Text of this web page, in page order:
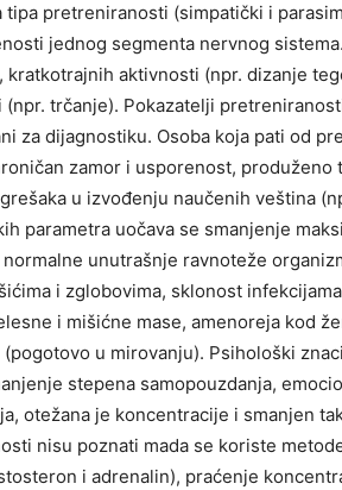
tipa pretreniranosti (simpatički i
jednog segmenta nervnog
kratkotrajnih aktivnosti (npr. dizanje
trčanje). Pokazatelji
za dijagnostiku. Osoba koja pati od
zamor i usporenost,
u izvođenju naučenih veština
parametra uočava se smanjenje
unutrašnje ravnoteže
i zglobovima, sklonost
i mišićne mase, amenoreja kod
u mirovanju). Psihološki
stepena samopouzdanja,
otežana je koncentracije i smanjen
nisu poznati mada se koriste
i adrenalin), praćenje